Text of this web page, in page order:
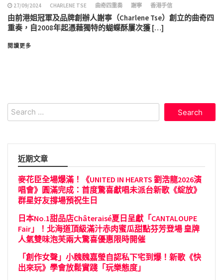
27/09/2024 CHARLENE TSE 曲奇四重奏 謝寧 香港手信
由前港姐冠軍及品牌創辦人謝寧（Charlene Tse）創立的曲奇四
重奏，自2008年起憑藉獨特的蝴蝶酥屢次獲 […]
閱讀更多
Search
for:
近期文章
麥花臣全場爆滿！《UNITED IN HEARTS 劉浩龍2026演
唱會》圓滿完成：首度驚喜獻唱未派台新歌《綻放》
群星好友撐場預祝生日
日本No.1甜品店Châteraisé夏日呈獻「CANTALOUPE
Fair」！北海道頂級滿汁赤肉蜜瓜甜點芬芳登場 皇牌
人氣雙味泡芙兩大驚喜優惠限時開催
「創作女聲」小魏魏嘉瑩自認私下宅到爆！新歌《快
出來玩》學會放鬆實踐「玩樂態度」